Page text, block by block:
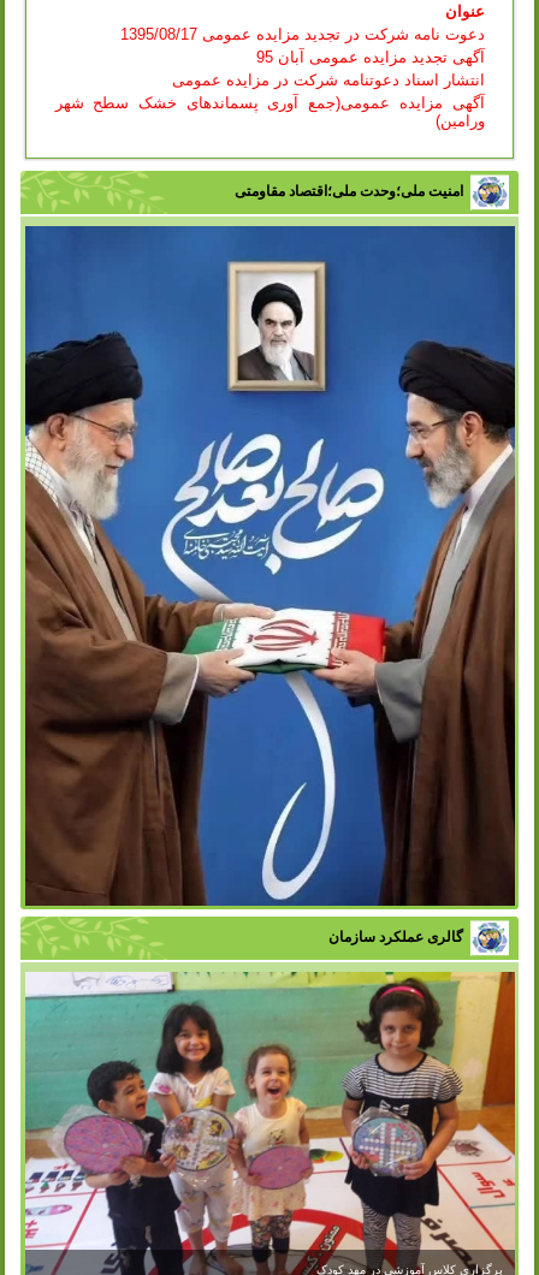
عنوان
دعوت نامه شرکت در تجدید مزایده عمومی 1395/08/17
آگهی تجدید مزایده عمومی آبان 95
انتشار اسناد دعوتنامه شرکت در مزایده عمومی
آگهی مزایده عمومی(جمع آوری پسماندهای خشک سطح شهر
ورامین)
امنیت ملی؛وحدت ملی؛اقتصاد مقاومتی
گالری عملکرد سازمان
برگزاری کلاس آموزشی در مهد کودک